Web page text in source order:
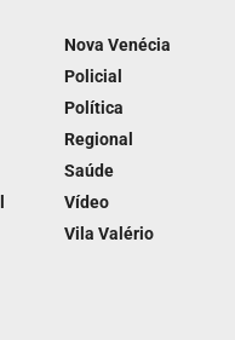
Nova Venécia
Policial
Política
Regional
Saúde
Vídeo
Vila Valério